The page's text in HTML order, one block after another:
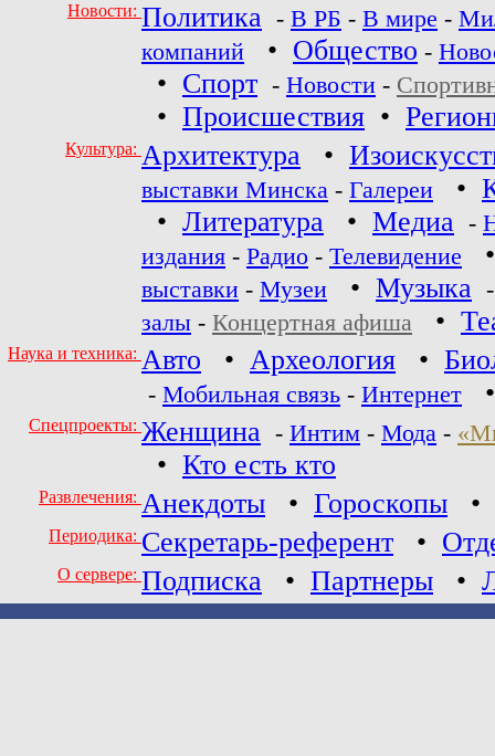
Новости: Политика - В РБ - В мире -
компаний
• Общество -
• Спорт - Новости -
• Происшествия •
Культура: Архитектура •
выставки Минска - Галереи •
• Литература • Медиа -
издания - Радио - Телевидение
выставки - Музеи • Музыка
залы - Концертная афиша •
Наука и техника: Авто • Археология •
- Мобильная связь - Интернет
Спецпроекты: Женщина - Интим - Мода -
• Кто есть кто
Развлечения: Анекдоты • Гороскопы •
Периодика: Секретарь-референт •
О сервере: Подписка • Партнеры •